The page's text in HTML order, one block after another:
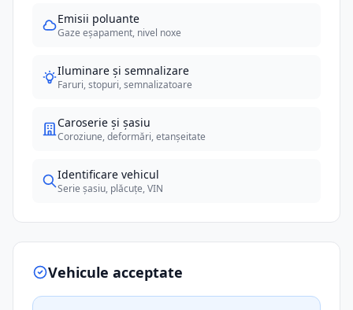
Emisii poluante
Gaze eșapament, nivel noxe
Iluminare și semnalizare
Faruri, stopuri, semnalizatoare
Caroserie și șasiu
Coroziune, deformări, etanșeitate
Identificare vehicul
Serie șasiu, plăcuțe, VIN
Vehicule acceptate